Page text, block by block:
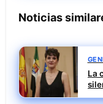
Noticias
La